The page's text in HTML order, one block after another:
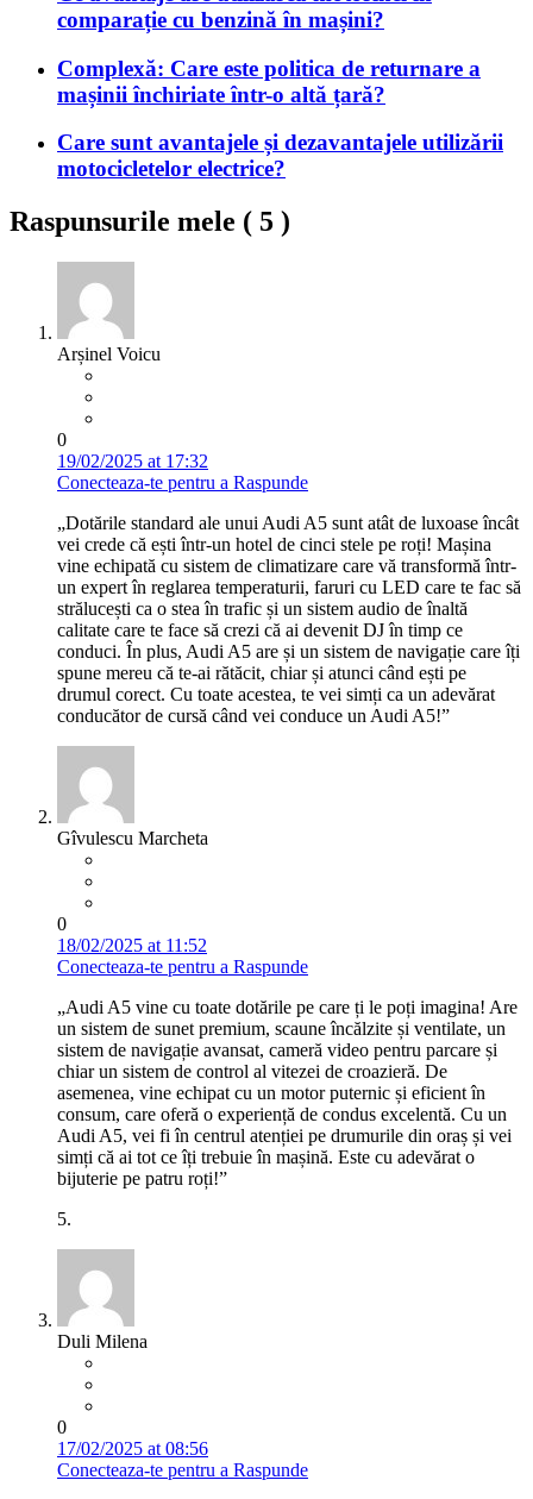
comparație cu benzină în mașini?
Complexă: Care este politica de returnare a
mașinii închiriate într-o altă țară?
Care sunt avantajele și dezavantajele utilizării
motocicletelor electrice?
Raspunsurile mele ( 5 )
Arșinel Voicu
0
19/02/2025 at 17:32
Conecteaza-te pentru a Raspunde
„Dotările standard ale unui Audi A5 sunt atât de luxoase încât
vei crede că ești într-un hotel de cinci stele pe roți! Mașina
vine echipată cu sistem de climatizare care vă transformă într-
un expert în reglarea temperaturii, faruri cu LED care te fac să
strălucești ca o stea în trafic și un sistem audio de înaltă
calitate care te face să crezi că ai devenit DJ în timp ce
conduci. În plus, Audi A5 are și un sistem de navigație care îți
spune mereu că te-ai rătăcit, chiar și atunci când ești pe
drumul corect. Cu toate acestea, te vei simți ca un adevărat
conducător de cursă când vei conduce un Audi A5!”
Gîvulescu Marcheta
0
18/02/2025 at 11:52
Conecteaza-te pentru a Raspunde
„Audi A5 vine cu toate dotările pe care ți le poți imagina! Are
un sistem de sunet premium, scaune încălzite și ventilate, un
sistem de navigație avansat, cameră video pentru parcare și
chiar un sistem de control al vitezei de croazieră. De
asemenea, vine echipat cu un motor puternic și eficient în
consum, care oferă o experiență de condus excelentă. Cu un
Audi A5, vei fi în centrul atenției pe drumurile din oraș și vei
simți că ai tot ce îți trebuie în mașină. Este cu adevărat o
bijuterie pe patru roți!”
5.
Duli Milena
0
17/02/2025 at 08:56
Conecteaza-te pentru a Raspunde